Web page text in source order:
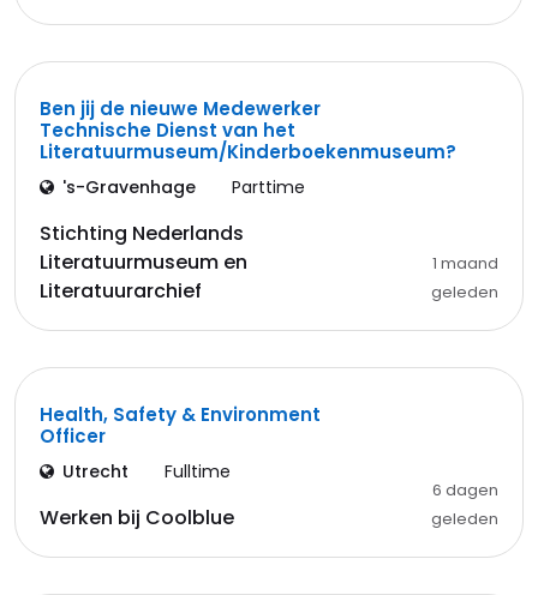
Ben jij de nieuwe Medewerker
Technische Dienst van het
Literatuurmuseum/Kinderboekenmuseum?
's-Gravenhage Parttime
Stichting Nederlands
Literatuurmuseum en
Literatuurarchief
1 maand
geleden
Health, Safety & Environment
Officer
Utrecht Fulltime
Werken bij Coolblue
6 dagen
geleden